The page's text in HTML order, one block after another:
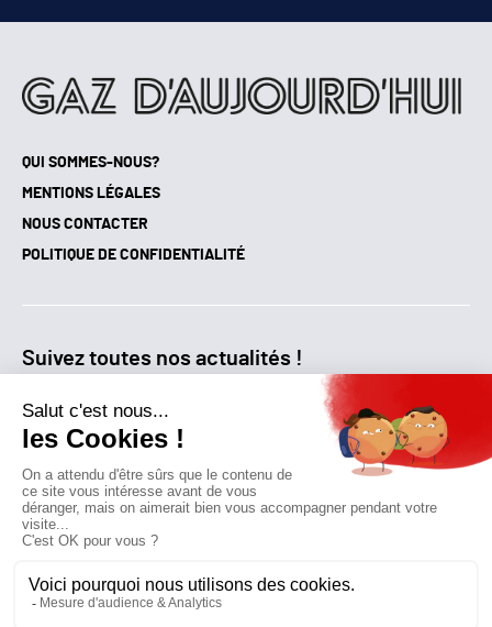
QUI SOMMES-NOUS?
MENTIONS LÉGALES
NOUS CONTACTER
POLITIQUE DE CONFIDENTIALITÉ
Suivez toutes nos actualités !
NEWSLETTER
Qui sommes-nous?
Contactez-nous